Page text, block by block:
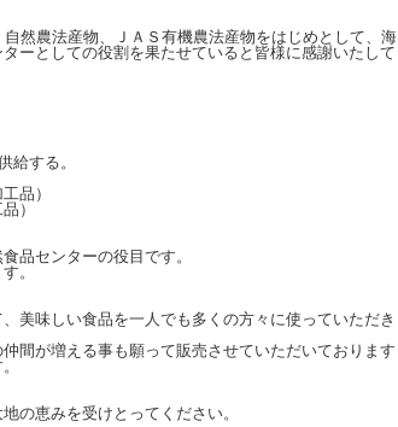
然農法産物、ＪＡＳ有機農法産物をはじめとして、海
ーとしての役割を果たせていると皆様に感謝いたして
給する。
品）
）
品センターの役目です。
。
美味しい食品を一人でも多くの方々に使っていただき
間が増える事も願って販売させていただいております
の恵みを受けとってください。